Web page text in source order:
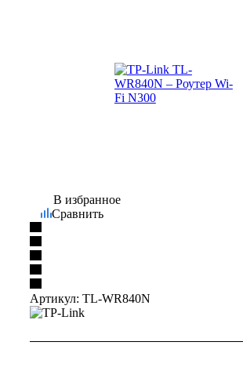
В избранное
Сравнить
Артикул: TL-WR840N